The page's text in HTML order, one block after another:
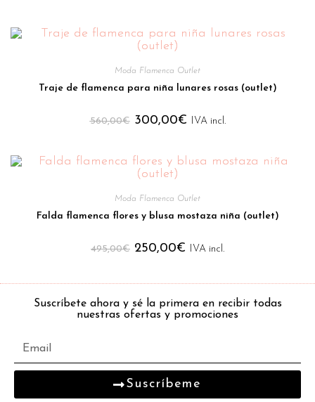
Moda Flamenca Outlet
Traje de flamenca para niña lunares rosas (outlet)
560,00€ 300,00€ IVA incl.
Moda Flamenca Outlet
Falda flamenca flores y blusa mostaza niña (outlet)
495,00€ 250,00€ IVA incl.
Suscríbete ahora y sé la primera en recibir todas
nuestras ofertas y promociones
Suscríbeme